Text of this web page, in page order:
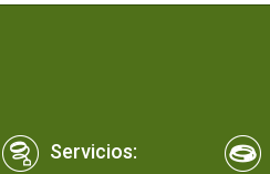
Servicios: